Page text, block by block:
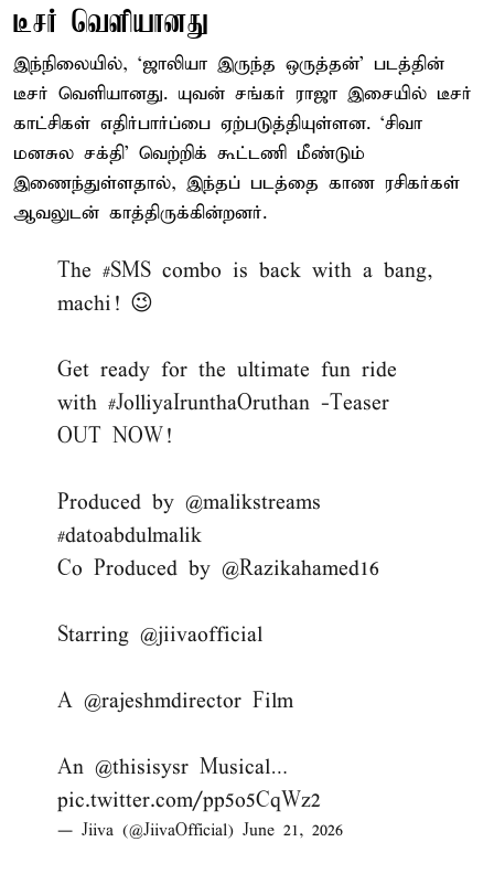
டீசர் வெளியானது
இந்நிலையில், ‘ஜாலியா இருந்த ஒருத்தன்’ படத்தின்
டீசர் வெளியானது. யுவன் சங்கர் ராஜா இசையில் டீசர்
காட்சிகள் எதிர்பார்ப்பை ஏற்படுத்தியுள்ளன. ‘சிவா
மனசுல சக்தி’ வெற்றிக் கூட்டணி மீண்டும்
இணைந்துள்ளதால், இந்தப் படத்தை காண ரசிகர்கள்
ஆவலுடன் காத்திருக்கின்றனர்.
The #SMS combo is back with a bang,
machi! 😉
Get ready for the ultimate fun ride
with #JolliyaIrunthaOruthan -Teaser
OUT NOW!
Produced by @malikstreams
#datoabdulmalik
Co Produced by @Razikahamed16
Starring @jiivaofficial
A @rajeshmdirector Film
An @thisisysr Musical…
pic.twitter.com/pp5o5CqWz2
— Jiiva (@JiivaOfficial) June 21, 2026